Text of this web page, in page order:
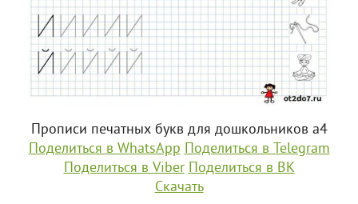
Прописи печатных букв для дошкольников а4
Поделиться в WhatsApp Поделиться в Telegram
Поделиться в Viber Поделиться в ВК
Скачать